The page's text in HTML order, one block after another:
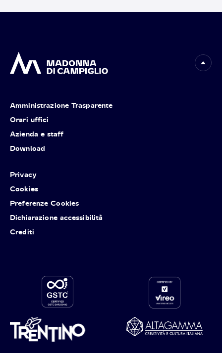
Amministrazione Trasparente
Orari uffici
Azienda e staff
Download
Privacy
Cookies
Preferenze Cookies
Dichiarazione accessibilità
Crediti